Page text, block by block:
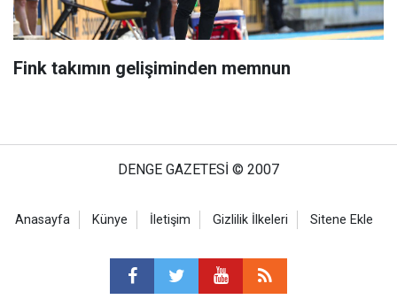
Fink takımın gelişiminden memnun
DENGE GAZETESİ © 2007
Anasayfa Künye İletişim Gizlilik İlkeleri Sitene Ekle